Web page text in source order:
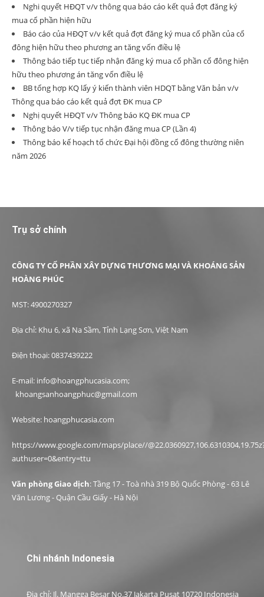
Nghi quyết HĐQT v/v thông qua báo cáo kết quả đợt đăng ký
mua cổ phần hiện hữu
Báo cáo của HĐQT v/v kết quả đợt đăng ký mua cổ phần của cổ
đông hiện hữu theo phương an tăng vốn điều lệ
Thông báo tiếp tục tiếp nhận đăng ký mua cổ phần cổ đông hiện
hữu theo phương án tăng vốn điều lệ
BB tổng hợp KQ lấy ý kiến thành viên HDQT bằng Văn bản v/v
Thông qua báo cáo kết quả đợt ĐK mua CP
Nghị quyết HĐQT v/v Thông báo KQ ĐK mua CP
Thông báo V/v tiếp tục nhận đăng mua CP (Lần 4)
Thông báo kế hoạch tổ chức Đại hội đồng cổ đông thường niên
năm 2026
Trụ sở chính
CÔNG TY CỔ PHẦN XÂY DỰNG THƯƠNG MẠI VÀ KHOÁNG SẢN
HOÀNG PHÚC
MST: 4900270327
Địa chỉ: Khu 6, xã Na Sầm, Tỉnh Lạng Sơn, Việt Nam
Điện thoại: 0837439222
E-mail: info@hoangphucasia.com;
khoangsanhoangphuc@gmail.com
Website: hoangphucasia.com
https://www.google.com/maps/place//
authuser=0&entry=ttu
Văn phòng Giao dịch: Tầng 17 - Toà nhà 319 Bộ Quốc Phòng - 63 Lê
Văn Lương - Quận Cầu Giấy - Hà Nội
Chi nhánh Indonesia
Địa chỉ: Jl. Mangga Besar No.37 Jakarta Pusat 10720 Indonesia